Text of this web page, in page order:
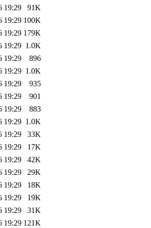
19:29
91K
19:29 100K
19:29 179K
19:29 1.0K
19:29
896
19:29 1.0K
19:29
935
19:29
901
19:29
883
19:29 1.0K
19:29
33K
19:29
17K
19:29
42K
19:29
29K
19:29
18K
19:29
19K
19:29
31K
19:29 121K